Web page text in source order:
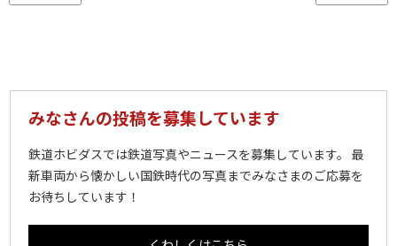
みなさんの投稿を募集しています
鉄道ホビダスでは鉄道写真やニュースを募集しています。 最
新車両から懐かしい国鉄時代の写真までみなさまのご応募を
お待ちしています！